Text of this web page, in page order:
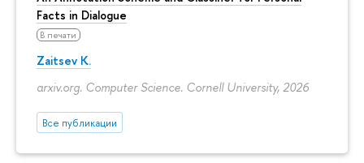
Facts in Dialogue
В печати
Zaitsev K.
arxiv.org. Computer Science. Cornell University, 2026
Все публикации